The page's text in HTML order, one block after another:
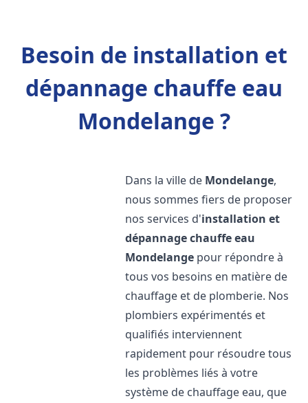
Besoin de installation et
dépannage chauffe eau
Mondelange ?
Dans la ville de Mondelange,
nous sommes fiers de proposer
nos services d'installation et
dépannage chauffe eau
Mondelange pour répondre à
tous vos besoins en matière de
chauffage et de plomberie. Nos
plombiers expérimentés et
qualifiés interviennent
rapidement pour résoudre tous
les problèmes liés à votre
système de chauffage eau, que